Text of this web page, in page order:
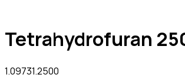
Tetrahydrofuran
1.09731.2500